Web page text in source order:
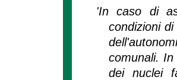
'In caso di
condizioni
comunali.
dei nuclei